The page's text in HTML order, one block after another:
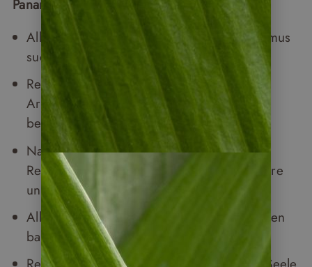
Panama passt als Reiseziel für:
Alle, die ein Reiseziel mit weniger Tourismus
suchen
Reisende, die gerne Städte mit kolonialer
Architektur, Geschichte und Kultur
besichtigen
Naturliebhaber, die gerne in tropischen
Regenwäldern wandern und exotische Tiere
und Pflanzen entdecken möchten
Alle, die gerne an wunderschönen Stränden
baden und entspannen